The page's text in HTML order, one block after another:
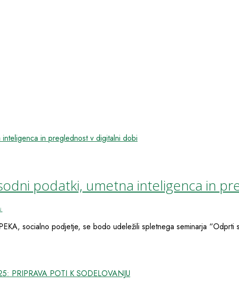
podatki, umetna inteligenca in
socialno podjetje, se bodo udeležili spletnega seminarja “Odprti